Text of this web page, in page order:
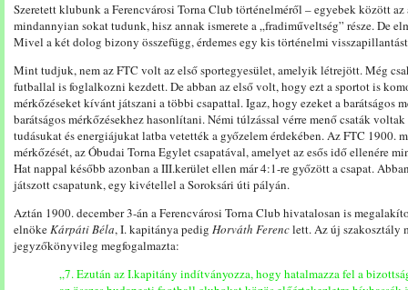
Szeretett klubunk a Ferencvárosi Torna Club történelméről – egyebek között
mindannyian sokat tudunk, hisz annak ismerete a „fradiműveltség” része. De
Mivel a két dolog bizony összefügg, érdemes egy kis történelmi
Mint tudjuk, nem az FTC volt az első sportegyesület, amelyik létrejött. Még
futballal is foglalkozni kezdett. De abban az első volt, hogy ezt a sportot is
mérkőzéseket kívánt játszani a többi csapattal. Igaz, hogy ezeket a barátságos
barátságos mérkőzésekhez hasonlítani. Némi túlzással vérre menő csaták
tudásukat és energiájukat latba vetették a győzelem érdekében. Az FTC 1900.
mérkőzését, az Óbudai Torna Egylet csapatával, amelyet az esős idő ellenére
Hat nappal később azonban a III.kerület ellen már 4:1-re győzött a csapat.
játszott csapatunk, egy kivétellel a Soroksári úti pályán.
Aztán 1900. december 3-án a Ferencvárosi Torna Club hivatalosan is
elnökeKárpáti Béla, I. kapitánya pedig Horváth Ferenclett. Az új szakosztály
jegyzőkönyvileg megfogalmazta:
„7. Ezután az I.kapitány indítványozza, hogy hatalmazza fel a